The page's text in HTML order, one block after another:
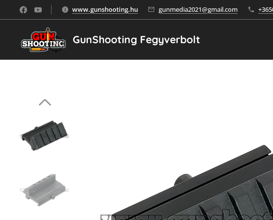
www.gunshooting.hu gunmedia2021@gmail.com
GunShooting Fegyverbolt